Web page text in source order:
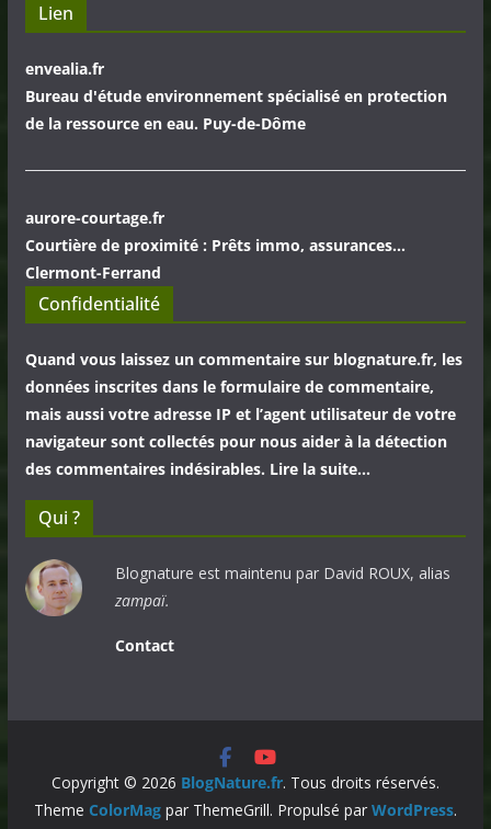
Lien
envealia.fr
Bureau d'étude environnement spécialisé en protection
de la ressource en eau. Puy-de-Dôme
aurore-courtage.fr
Courtière de proximité : Prêts immo, assurances...
Clermont-Ferrand
Confidentialité
Quand vous laissez un commentaire sur blognature.fr, les
données inscrites dans le formulaire de commentaire,
mais aussi votre adresse IP et l’agent utilisateur de votre
navigateur sont collectés pour nous aider à la détection
des commentaires indésirables. Lire la suite…
Qui ?
Blognature est maintenu par David ROUX, alias
zampaï.
Contact
Copyright © 2026 BlogNature.fr. Tous droits réservés.
Theme ColorMagpar ThemeGrill. Propulsé par WordPress.